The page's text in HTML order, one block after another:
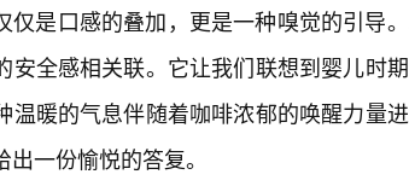
仅是口感的叠加，更是一种嗅觉的引导
安全感相关联。它让我们联想到婴儿时
温暖的气息伴随着咖啡浓郁的唤醒力量
一份愉悦的答复。